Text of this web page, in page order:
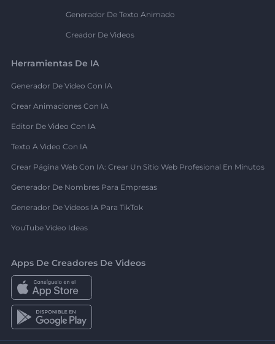
Generador De Texto Animado
Creador De Videos
Herramientas De IA
Generador De Video Con IA
Crear Animaciones Con IA
Editor De Video Con IA
Texto A Video Con IA
Crear Página Web Con IA: Crear Un Sitio Web Profesional En Minutos
Generador De Nombres Para Empresas
Generador De Videos IA Para TikTok
YouTube Video Ideas
Apps De Creadores De Videos